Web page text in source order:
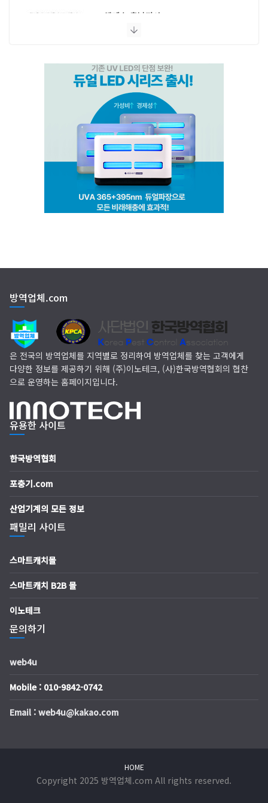
엔페스 충남지사
(주)비타솔루션
세화방역
(주)씨아이엠
(주)다잘방역
방역업체.com
은 전국의 방역업체를 지역별로 정리하여 방역업체를 찾는 고객에게
다양한 정보를 제공하기 위해 (주)이노테크, (사)한국방역협회의 협찬
으로 운영하는 홈페이지입니다.
유용한 사이트
한국방역협회
포충기.com
산업기계의 모든 정보
패밀리 사이트
스마트캐치몰
스마트캐치 B2B 몰
이노테크
문의하기
web4u
Mobile : 010-9842-0742
Email : web4u@kakao.com
HOME
Copyright 2025 방역업체.com All rights reserved.